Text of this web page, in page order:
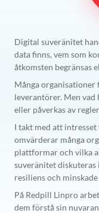
Digital suveränitet
data finns, vem som
åtkomsten begränsas
Många
leverantörer. Men vad
eller påverkas av
I takt med att
omvärderar många
plattformar och vilka
suveränitet diskuteras
resiliens och
På Redpill Linpro
dem förstå sin